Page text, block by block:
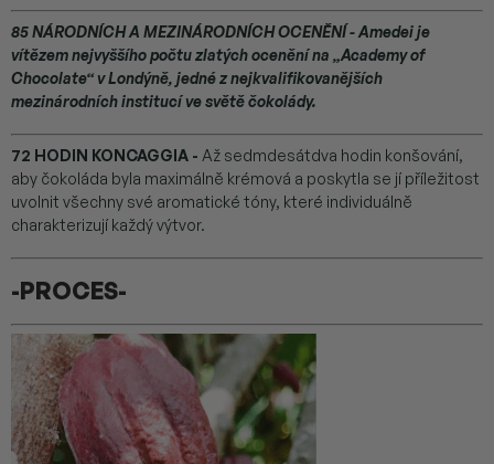
85 NÁRODNÍCH A MEZINÁRODNÍCH OCENĚNÍ- Amedei je
vítězem nejvyššího počtu zlatých ocenění na „Academy of
Chocolate“ v Londýně, jedné z nejkvalifikovanějších
mezinárodních institucí ve světě čokolády.
72 HODIN KONCAGGIA - Až sedmdesátdva hodin konšování,
aby čokoláda byla maximálně krémová a poskytla se jí příležitost
uvolnit všechny své aromatické tóny, které individuálně
charakterizují každý výtvor.
-PROCES-